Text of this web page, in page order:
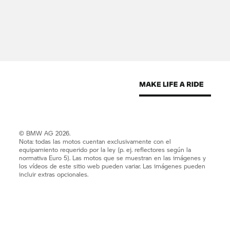
© BMW AG 2026.
Nota: todas las motos cuentan exclusivamente con el
equipamiento requerido por la ley (p. ej. reflectores según la
normativa Euro 5). Las motos que se muestran en las imágenes y
los vídeos de este sitio web pueden variar. Las imágenes pueden
incluir extras opcionales.